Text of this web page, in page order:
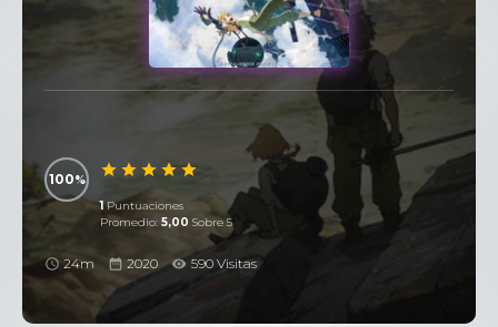
100
1Puntuaciones
Promedio: 5,00 Sobre 5
24m 2020 590 Visitas